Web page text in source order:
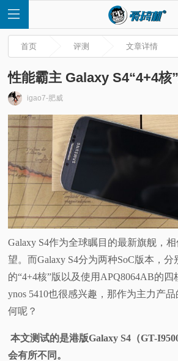
页
快
讯
测
视
科
首页 评测 文章详情
性能霸主 Galaxy S4“4+4核
igao7-肥威
Galaxy S4作为全球瞩目的最新旗舰，
望。而Galaxy S4分为两种SoC版本，分
的“4+4核”版以及使用APQ8064AB的
ynos 5410也很感兴趣，那作为主力产
何呢？
本文测试的是港版Galaxy S4（GT-
会有所不同。